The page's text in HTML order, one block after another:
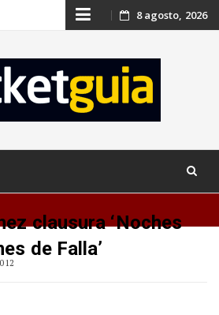
Skip
content
8 agosto, 2026
clausura ‘Noches
de Falla’